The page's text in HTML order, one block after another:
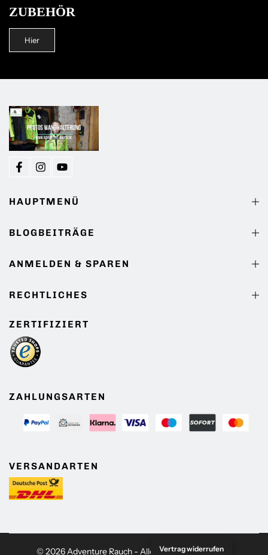
ZUBEHÖR
Hier
HAUPTMENÜ
BLOGBEITRÄGE
ANMELDEN & SPAREN
RECHTLICHES
ZERTIFIZIERT
ZAHLUNGSARTEN
VERSANDARTEN
© 2026 Adventure Rauch - Alle Rechte vorbehalten.
Vertrag widerrufen